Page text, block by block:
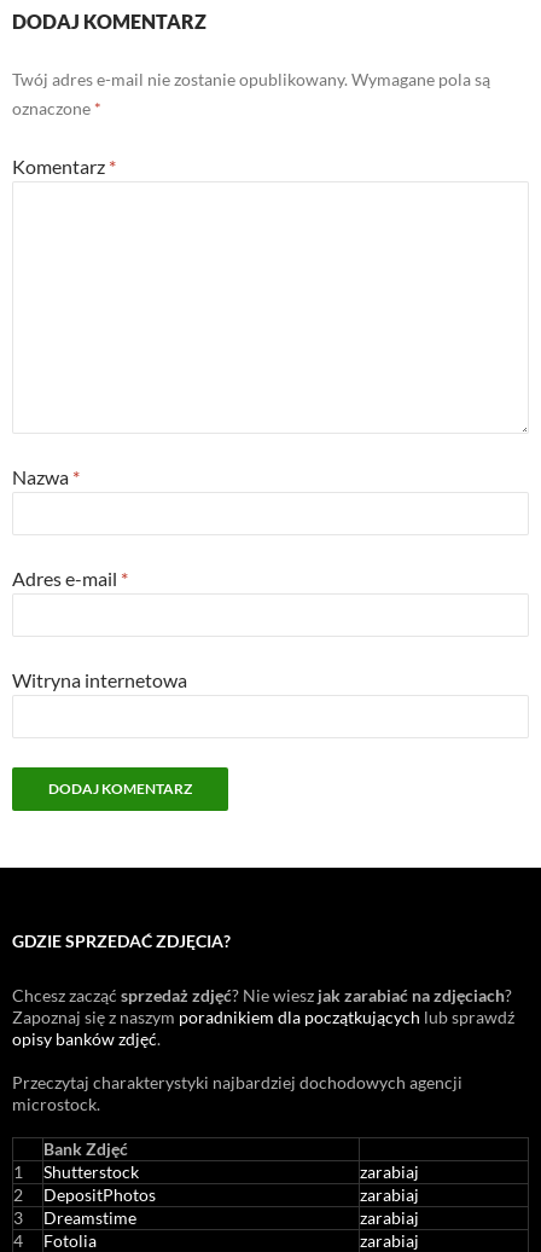
DODAJ KOMENTARZ
Twój adres e-mail nie zostanie opublikowany. Wymagane pola są
oznaczone *
Komentarz *
Nazwa *
Adres e-mail *
Witryna internetowa
GDZIE SPRZEDAĆ ZDJĘCIA?
Chcesz zacząć sprzedaż zdjęć? Nie wiesz jak zarabiać na zdjęciach?
Zapoznaj się z naszym poradnikiem dla początkujących lub sprawdź
opisy banków zdjęć.
Przeczytaj charakterystyki najbardziej dochodowych agencji
microstock.
Bank Zdjęć
1
Shutterstock
zarabiaj
2
DepositPhotos
zarabiaj
3
Dreamstime
zarabiaj
4
Fotolia
zarabiaj